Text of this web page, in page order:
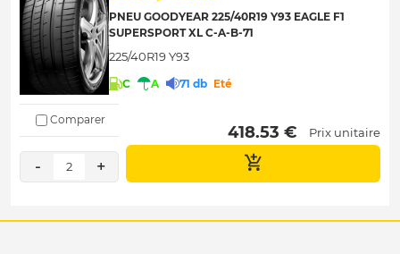
PNEU GOODYEAR 225/40R19 Y93 EAGLE F1
SUPERSPORT XL C-A-B-71
225/40R19 Y93
C A 71 db Eté
Comparer
- 2 +
418.53 € Prix unitaire